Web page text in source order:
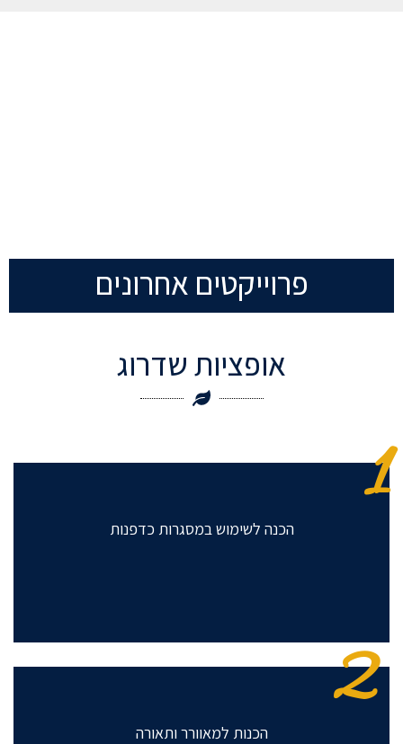
פרוייקטים אחרונים
אופציות שדרוג
1 הכנה לשימוש במסגרות כדפנות
2 הכנות למאוורר ותאורה